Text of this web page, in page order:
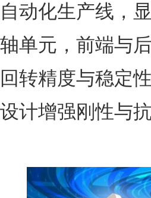
自动化生产线，
轴单元，前端与
回转精度与稳定
设计增强刚性与